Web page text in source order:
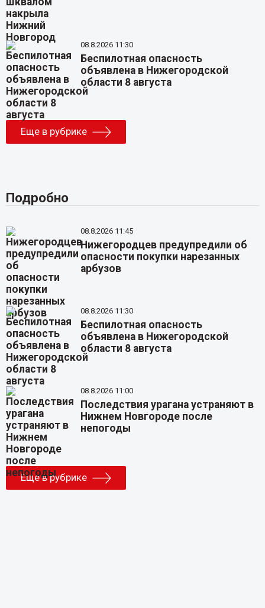
08.8.2026 11:30
Беспилотная опасность
объявлена в Нижегородской
области 8 августа
Еще в рубрике
Подробно
08.8.2026 11:45
Нижегородцев предупредили об
опасности покупки нарезанных
арбузов
08.8.2026 11:30
Беспилотная опасность
объявлена в Нижегородской
области 8 августа
08.8.2026 11:00
Последствия урагана устраняют в
Нижнем Новгороде после
непогоды
Еще в рубрике